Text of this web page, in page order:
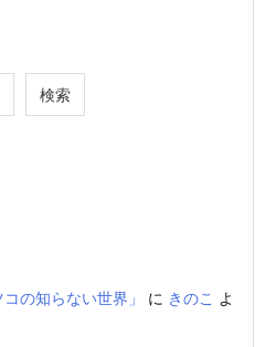
検索
の知らない世界」
に きのこ よ